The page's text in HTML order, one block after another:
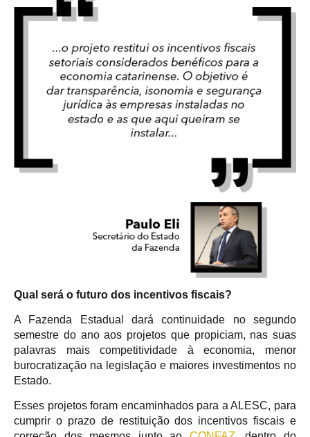
Qual será o futuro dos incentivos fiscais?
A Fazenda Estadual dará continuidade no segundo
semestre do ano aos projetos que propiciam, nas suas
palavras mais competitividade à economia, menor
burocratização na legislação e maiores investimentos no
Estado.
Esses projetos foram encaminhados para a ALESC, para
cumprir o prazo de restituição dos incentivos fiscais e